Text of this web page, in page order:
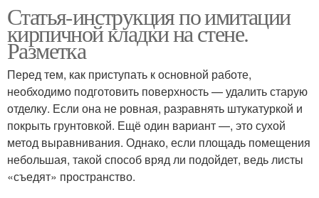
Кладки на любой Стены под кирпич
Кладки из гипсовой
штукатурки
Статья-инструкция по имитации
кирпичной кладки на стене.
Разметка
Перед тем, как приступать к основной работе,
необходимо подготовить поверхность — удалить старую
отделку. Если она не ровная, разравнять штукатуркой и
покрыть грунтовкой. Ещё один вариант —, это сухой
метод выравнивания. Однако, если площадь помещения
небольшая, такой способ вряд ли подойдет, ведь листы
«съедят» пространство.